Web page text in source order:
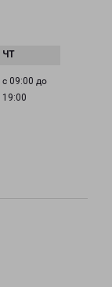
с 09:00 до
19:00